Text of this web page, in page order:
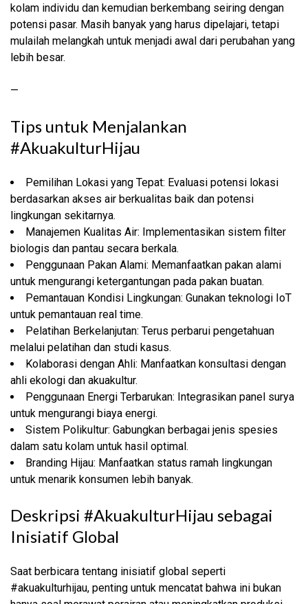
kolam individu dan kemudian berkembang seiring dengan
potensi pasar. Masih banyak yang harus dipelajari, tetapi
mulailah melangkah untuk menjadi awal dari perubahan yang
lebih besar.
—
Tips untuk Menjalankan
#AkuakulturHijau
Pemilihan Lokasi yang Tepat: Evaluasi potensi lokasi
berdasarkan akses air berkualitas baik dan potensi
lingkungan sekitarnya.
Manajemen Kualitas Air: Implementasikan sistem filter
biologis dan pantau secara berkala.
Penggunaan Pakan Alami: Memanfaatkan pakan alami
untuk mengurangi ketergantungan pada pakan buatan.
Pemantauan Kondisi Lingkungan: Gunakan teknologi IoT
untuk pemantauan real time.
Pelatihan Berkelanjutan: Terus perbarui pengetahuan
melalui pelatihan dan studi kasus.
Kolaborasi dengan Ahli: Manfaatkan konsultasi dengan
ahli ekologi dan akuakultur.
Penggunaan Energi Terbarukan: Integrasikan panel surya
untuk mengurangi biaya energi.
Sistem Polikultur: Gabungkan berbagai jenis spesies
dalam satu kolam untuk hasil optimal.
Branding Hijau: Manfaatkan status ramah lingkungan
untuk menarik konsumen lebih banyak.
Deskripsi #AkuakulturHijau sebagai
Inisiatif Global
Saat berbicara tentang inisiatif global seperti
#akuakulturhijau, penting untuk mencatat bahwa ini bukan